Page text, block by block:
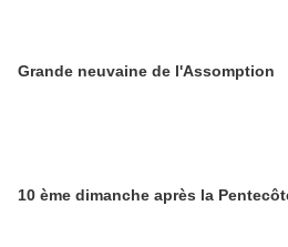
Grande neuvaine de l'Assomption
10 ème dimanche après la